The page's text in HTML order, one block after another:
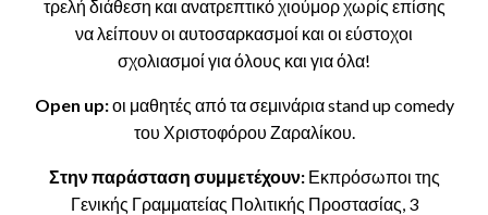
τρελή διάθεση και ανατρεπτικό χιούμορ χωρίς επίσης
να λείπουν οι αυτοσαρκασμοί και οι εύστοχοι
σχολιασμοί για όλους και για όλα!
Open up:οι μαθητές από τα σεμινάρια stand up comedy
του Χριστοφόρου Ζαραλίκου.
Στην παράσταση συμμετέχουν:Εκπρόσωποι της
Γενικής Γραμματείας Πολιτικής Προστασίας, 3